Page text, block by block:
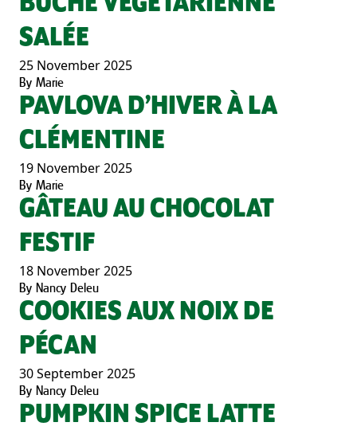
SALÉE
25 November 2025
By Marie
PAVLOVA D’HIVER À LA
CLÉMENTINE
19 November 2025
By Marie
GÂTEAU AU CHOCOLAT
FESTIF
18 November 2025
By Nancy Deleu
COOKIES AUX NOIX DE
PÉCAN
30 September 2025
By Nancy Deleu
PUMPKIN SPICE LATTE